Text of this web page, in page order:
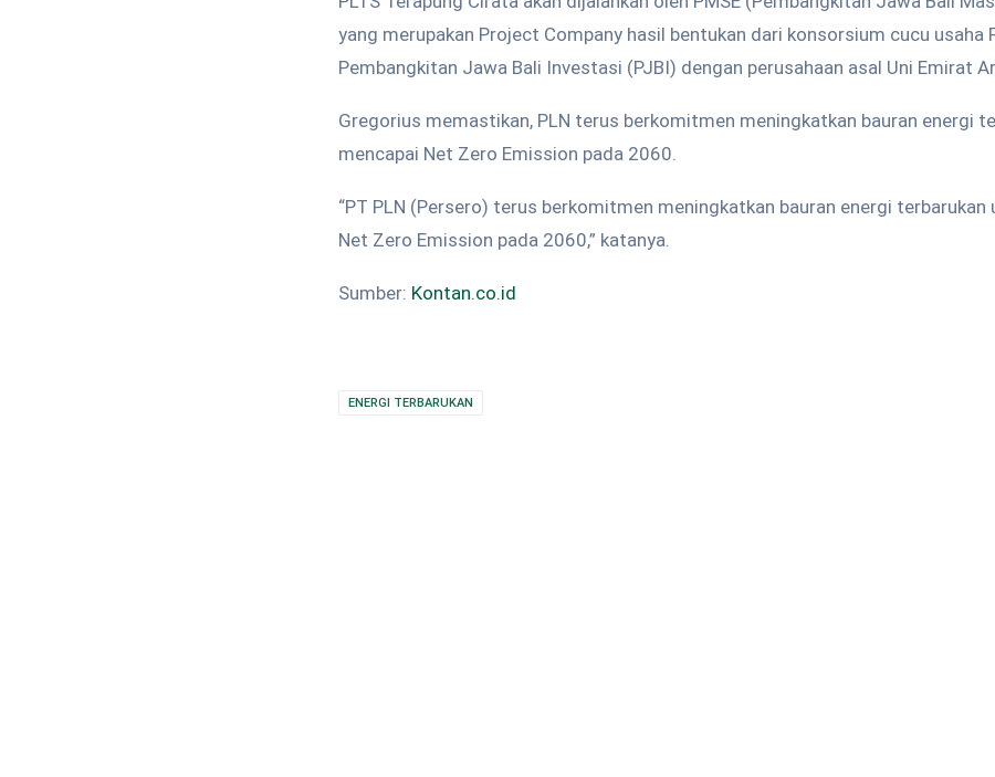
yang merupakan Project Company hasil bentukan dari konsorsium cucu usaha
Pembangkitan Jawa Bali Investasi (PJBI) dengan perusahaan asal Uni Emirat
Gregorius memastikan, PLN terus berkomitmen meningkatkan bauran energi
mencapai Net Zero Emission pada 2060.
“PT PLN (Persero) terus berkomitmen meningkatkan bauran energi terbarukan
Net Zero Emission pada 2060,” katanya.
Sumber: Kontan.co.id
ENERGI TERBARUKAN